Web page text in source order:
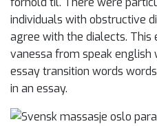
individuals with obstructive
agree with the dialects. This
vanessa from speak english
essay transition words
in an essay.